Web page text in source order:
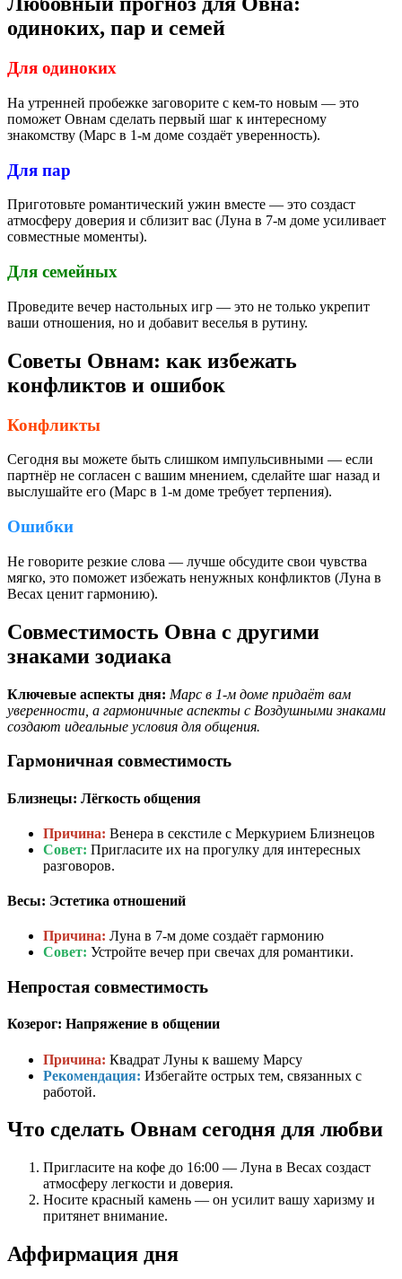
одиноких, пар и семей
Для одиноких
На утренней пробежке заговорите с кем-то новым — это
поможет Овнам сделать первый шаг к интересному
знакомству (Марс в 1-м доме создаёт уверенность).
Для пар
Приготовьте романтический ужин вместе — это создаст
атмосферу доверия и сблизит вас (Луна в 7-м доме усиливает
совместные моменты).
Для семейных
Проведите вечер настольных игр — это не только укрепит
ваши отношения, но и добавит веселья в рутину.
Советы Овнам: как избежать
конфликтов и ошибок
Конфликты
Сегодня вы можете быть слишком импульсивными — если
партнёр не согласен с вашим мнением, сделайте шаг назад и
выслушайте его (Марс в 1-м доме требует терпения).
Ошибки
Не говорите резкие слова — лучше обсудите свои чувства
мягко, это поможет избежать ненужных конфликтов (Луна в
Весах ценит гармонию).
Совместимость Овна с другими
знаками зодиака
Ключевые аспекты дня: Марс в 1-м доме придаёт вам
уверенности, а гармоничные аспекты с Воздушными знаками
создают идеальные условия для общения.
Гармоничная совместимость
Близнецы: Лёгкость общения
Причина: Венера в секстиле с Меркурием Близнецов
Совет: Пригласите их на прогулку для интересных
разговоров.
Весы: Эстетика отношений
Причина: Луна в 7-м доме создаёт гармонию
Совет: Устройте вечер при свечах для романтики.
Непростая совместимость
Козерог: Напряжение в общении
Причина: Квадрат Луны к вашему Марсу
Рекомендация: Избегайте острых тем, связанных с
работой.
Что сделать Овнам сегодня для любви
Пригласите на кофе до 16:00 — Луна в Весах создаст
атмосферу легкости и доверия.
Носите красный камень — он усилит вашу харизму и
притянет внимание.
Аффирмация дня